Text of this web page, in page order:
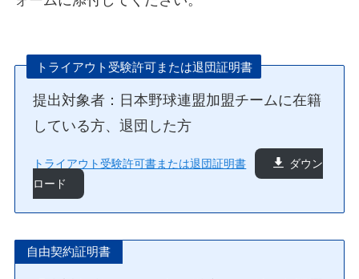
トライアウト受験許可または退団証明書
提出対象者：日本野球連盟加盟チームに在籍
している方、退団した方
トライアウト受験許可書または退団証明書
ダウン
ロード
自由契約証明書